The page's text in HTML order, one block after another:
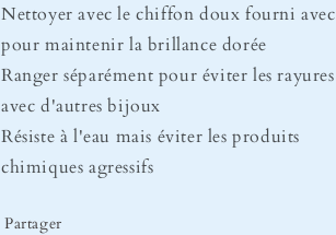
Nettoyer avec le chiffon doux fourni avec
pour maintenir la brillance dorée
Ranger séparément pour éviter les rayures
avec d'autres bijoux
Résiste à l'eau mais éviter les produits
chimiques agressifs
Partager